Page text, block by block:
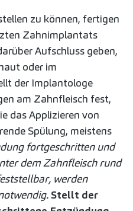
zu können, fertigen
Zahnimplantats
Aufschluss geben,
oder im
der Implantologe
am Zahnfleisch fest,
das Applizieren von
Spülung, meistens
fortgeschritten und
dem Zahnfleisch rund
werden
Stellt der